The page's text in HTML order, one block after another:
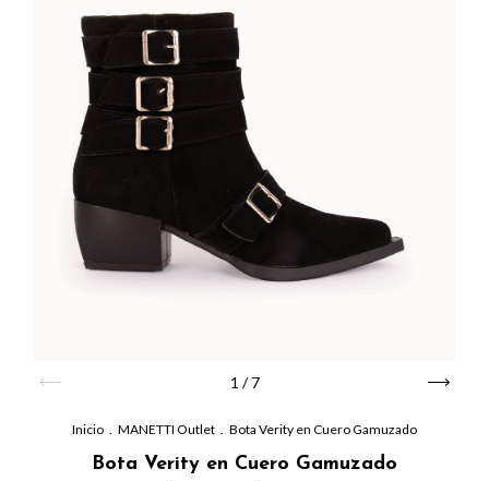
1 /7
Inicio MANETTI Outlet Bota Verity en Cuero Gamuzado
Bota Verity en Cuero Gamuzado